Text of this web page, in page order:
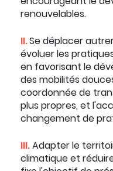
renouvelables.
II.Se déplacer
évoluer les
en favorisant le
des mobilités
coordonnée de
plus propres, et
changement de
III.Adapter le
climatique et